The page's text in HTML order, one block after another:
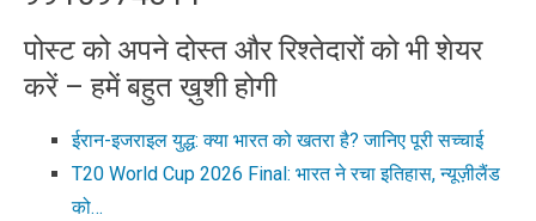
पोस्ट को अपने दोस्त और रिश्तेदारों को भी शेयर
करें – हमें बहुत ख़ुशी होगी
ईरान-इजराइल युद्ध: क्या भारत को खतरा है? जानिए पूरी सच्चाई
T20 World Cup 2026 Final: भारत ने रचा इतिहास, न्यूज़ीलैंड
को…